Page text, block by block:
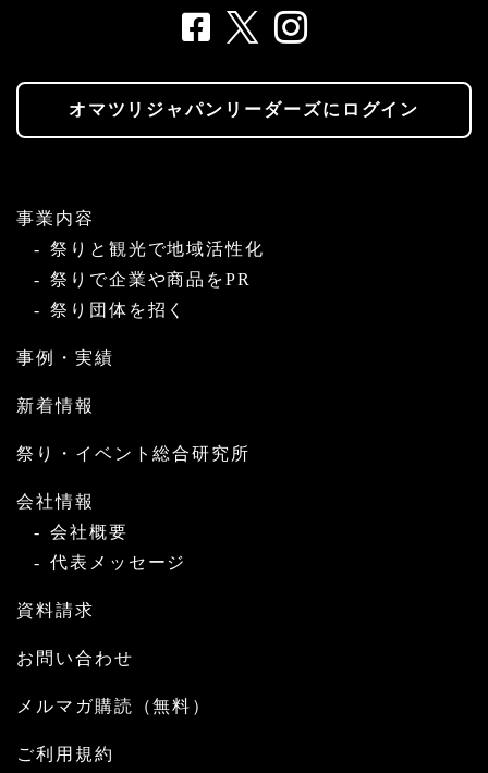
オマツリジャパンリーダーズにログイン
事業内容
祭りと観光で地域活性化
祭りで企業や商品をPR
祭り団体を招く
事例・実績
新着情報
祭り・イベント総合研究所
会社情報
会社概要
代表メッセージ
資料請求
お問い合わせ
メルマガ購読（無料）
ご利用規約